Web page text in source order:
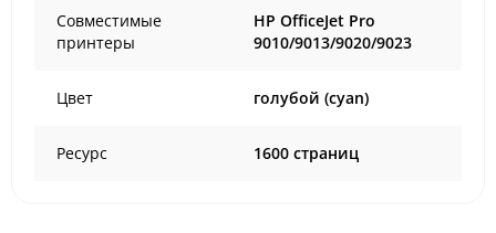
Совместимые
принтеры
HP OfficeJet Pro
9010/9013/9020/9023
Цвет голубой (cyan)
Ресурс 1600 страниц